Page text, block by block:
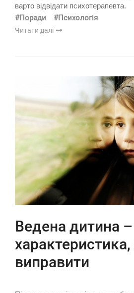
варто відвідати психотерапевта.
#Поради #Психологія
Читати далі
Ведена дитина –
характеристика,
виправити